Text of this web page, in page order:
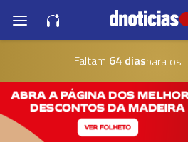
Faltam 64 diaspara os